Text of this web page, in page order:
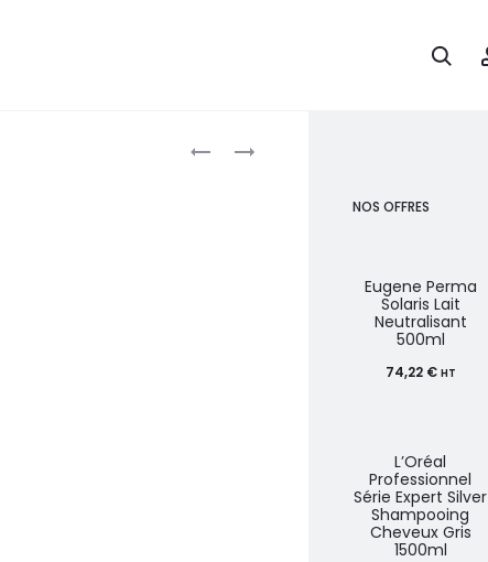
Product
navigationNOS OFFRES
Eugene Perma
Solaris Lait
Neutralisant
500ml
74,22 € HT
L’Oréal
Professionnel
Série Expert Silver
Shampooing
Cheveux Gris
1500ml